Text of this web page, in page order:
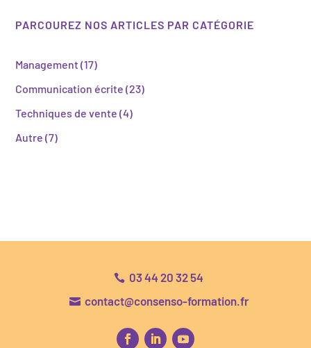
PARCOUREZ NOS ARTICLES PAR CATÉGORIE
Management(17)
Communication écrite (23)
Techniques de vente (4)
Autre (7)
 03 44 20 32 54
 contact@consenso-formation.fr